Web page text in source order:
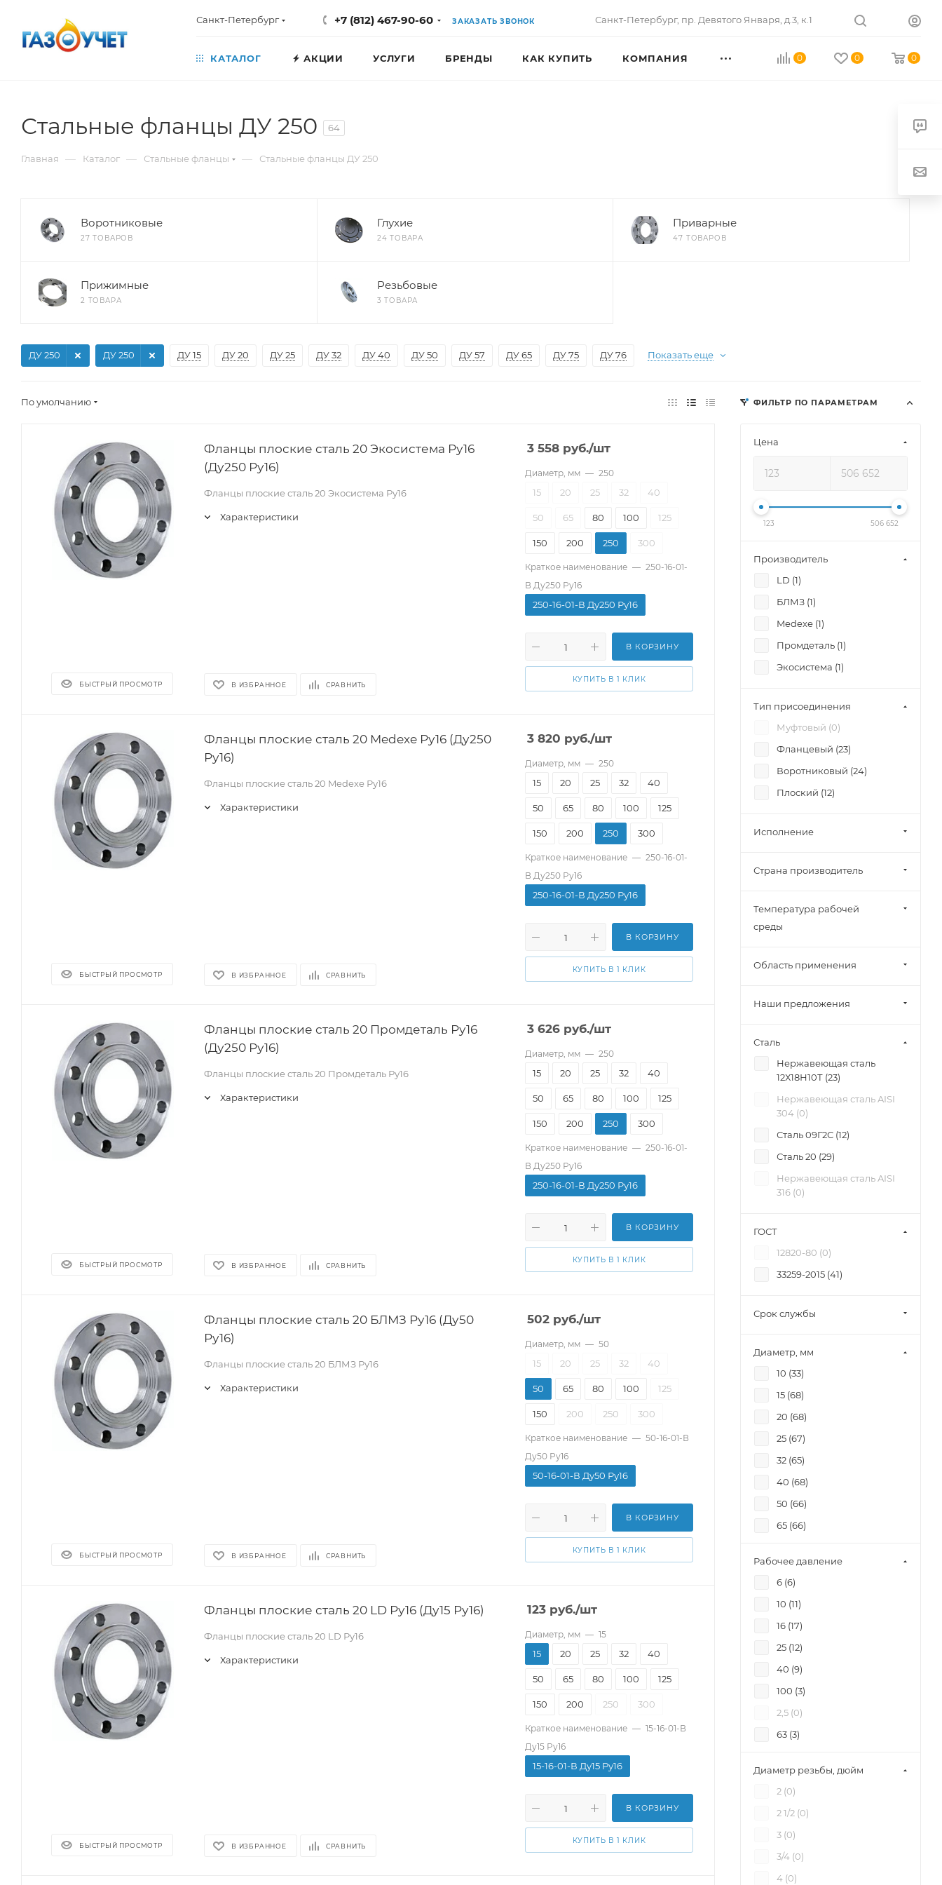
Санкт-Петербург +7 (812) 467-90-60 ЗАКАЗАТЬ ЗВОНОК Санкт-Петербург, пр. Девятого Января, д.3, к.1
0 0 0
КАТАЛОГ АКЦИИ УСЛУГИ БРЕНДЫ КАК КУПИТЬ КОМПАНИЯ
Стальные фланцы ДУ 250 64
Главная — Каталог — Стальные фланцы — Стальные фланцы ДУ 250
Воротниковые
27 ТОВАРОВ
Глухие
24 ТОВАРА
Приварные
47 ТОВАРОВ
Прижимные
2 ТОВАРА
Резьбовые
3 ТОВАРА
ДУ 15 ДУ 20 ДУ 25 ДУ 32 ДУ 40 ДУ 50 ДУ 57 ДУ 65 ДУ 75 ДУ 76
ДУ 250 ДУ 250 Показать еще
По умолчанию
БЫСТРЫЙ ПРОСМОТР
Фланцы плоские сталь 20 Экосистема Ру16
(Ду250 Ру16)
Фланцы плоские сталь 20 Экосистема Ру16
Характеристики
В ИЗБРАННОЕ СРАВНИТЬ
3 558 руб./шт
Диаметр, мм — 250
15 20 25 32 40
50 65 80 100 125
150 200 250 300
Краткое наименование — 250-16-01-
В Ду250 Ру16
250-16-01-В Ду250 Ру16
В КОРЗИНУ
КУПИТЬ В 1 КЛИК
БЫСТРЫЙ ПРОСМОТР
Фланцы плоские сталь 20 Medexe Ру16 (Ду250
Ру16)
Фланцы плоские сталь 20 Medexe Ру16
Характеристики
В ИЗБРАННОЕ СРАВНИТЬ
3 820 руб./шт
Диаметр, мм — 250
15 20 25 32 40
50 65 80 100 125
150 200 250 300
Краткое наименование — 250-16-01-
В Ду250 Ру16
250-16-01-В Ду250 Ру16
В КОРЗИНУ
КУПИТЬ В 1 КЛИК
БЫСТРЫЙ ПРОСМОТР
Фланцы плоские сталь 20 Промдеталь Ру16
(Ду250 Ру16)
Фланцы плоские сталь 20 Промдеталь Ру16
Характеристики
В ИЗБРАННОЕ СРАВНИТЬ
3 626 руб./шт
Диаметр, мм — 250
15 20 25 32 40
50 65 80 100 125
150 200 250 300
Краткое наименование — 250-16-01-
В Ду250 Ру16
250-16-01-В Ду250 Ру16
В КОРЗИНУ
КУПИТЬ В 1 КЛИК
БЫСТРЫЙ ПРОСМОТР
Фланцы плоские сталь 20 БЛМЗ Ру16 (Ду50
Ру16)
Фланцы плоские сталь 20 БЛМЗ Ру16
Характеристики
В ИЗБРАННОЕ СРАВНИТЬ
502 руб./шт
Диаметр, мм — 50
15 20 25 32 40
50 65 80 100 125
150 200 250 300
Краткое наименование — 50-16-01-В
Ду50 Ру16
50-16-01-В Ду50 Ру16
В КОРЗИНУ
КУПИТЬ В 1 КЛИК
БЫСТРЫЙ ПРОСМОТР
Фланцы плоские сталь 20 LD Ру16 (Ду15 Ру16)
Фланцы плоские сталь 20 LD Ру16
Характеристики
В ИЗБРАННОЕ СРАВНИТЬ
123 руб./шт
Диаметр, мм — 15
15 20 25 32 40
50 65 80 100 125
150 200 250 300
Краткое наименование — 15-16-01-В
Ду15 Ру16
15-16-01-В Ду15 Ру16
В КОРЗИНУ
КУПИТЬ В 1 КЛИК
ФИЛЬТР ПО ПАРАМЕТРАМ
Цена
123 506 652
Производитель
LD (1)
БЛМЗ (1)
Medexe (1)
Промдеталь (1)
Экосистема (1)
Тип присоединения
Муфтовый (0)
Фланцевый (23)
Воротниковый (24)
Плоский (12)
Исполнение
Страна производитель
Температура рабочей
среды
Область применения
Наши предложения
Сталь
Нержавеющая сталь
12Х18Н10Т (23)
Нержавеющая сталь AISI
304 (0)
Сталь 09Г2С (12)
Сталь 20 (29)
Нержавеющая сталь AISI
316 (0)
ГОСТ
12820-80 (0)
33259-2015 (41)
Срок службы
Диаметр, мм
10 (33)
15 (68)
20 (68)
25 (67)
32 (65)
40 (68)
50 (66)
65 (66)
100 ( 65
125 (
150 (
63
200 ( 63
250 (
64
300 ( 63
350 ( 60
400 ( 58
450 (
600 (
700 (30
800 (
900 ( 27
1000 (
Рабочее давление
6 (6)
10 (11)
16 (17)
25 (12)
40 (9)
100 (3)
2,5 (0)
63 (3)
Диаметр резьбы, дюйм
2 (0)
2 1/2 (0)
3 (0)
3/4 (0)
4 (0)